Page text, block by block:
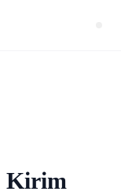
Kirim